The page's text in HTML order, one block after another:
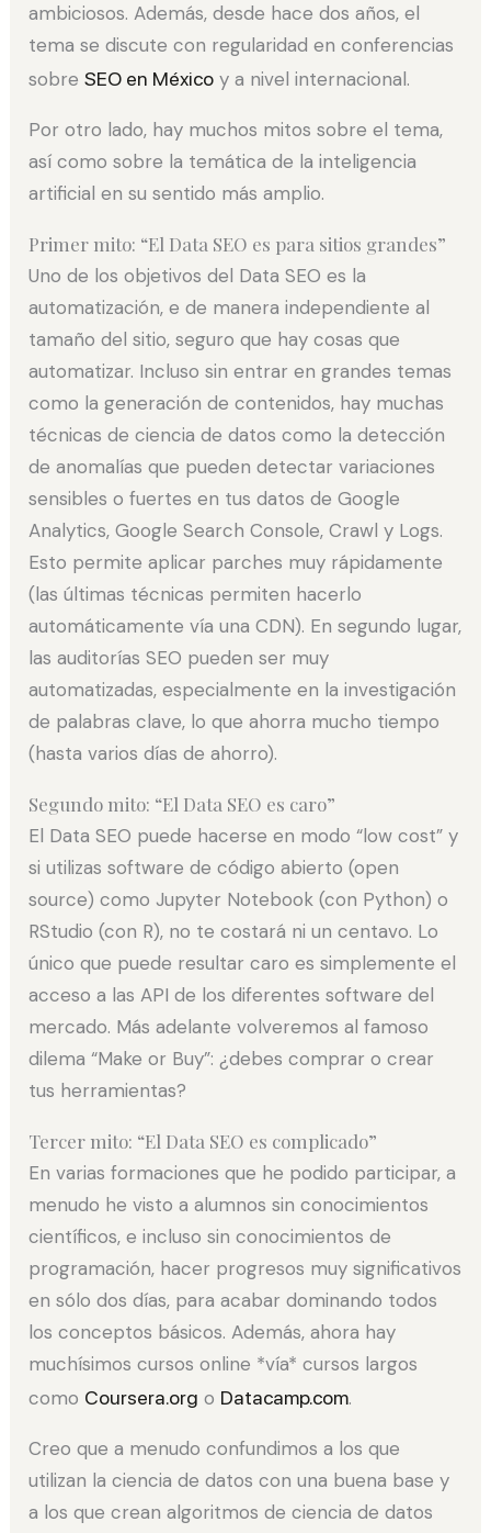
ambiciosos. Además, desde hace dos años, el
tema se discute con regularidad en conferencias
sobreSEO en México y a nivel internacional.
Por otro lado, hay muchos mitos sobre el tema,
así como sobre la temática de la inteligencia
artificial en su sentido más amplio.
Primer mito: “El Data SEO es para sitios grandes”
Uno de los objetivos del Data SEO es la
automatización, e de manera independiente al
tamaño del sitio, seguro que hay cosas que
automatizar. Incluso sin entrar en grandes temas
como la generación de contenidos, hay muchas
técnicas de ciencia de datos como la detección
de anomalías que pueden detectar variaciones
sensibles o fuertes en tus datos de Google
Analytics, Google Search Console, Crawl y Logs.
Esto permite aplicar parches muy rápidamente
(las últimas técnicas permiten hacerlo
automáticamente vía una CDN). En segundo lugar,
las auditorías SEO pueden ser muy
automatizadas, especialmente en la investigación
de palabras clave, lo que ahorra mucho tiempo
(hasta varios días de ahorro).
Segundo mito: “El Data SEO es caro”
El Data SEO puede hacerse en modo “low cost” y
si utilizas software de código abierto (open
source) como Jupyter Notebook (con Python) o
RStudio (con R), no te costará ni un centavo. Lo
único que puede resultar caro es simplemente el
acceso a las API de los diferentes software del
mercado. Más adelante volveremos al famoso
dilema “Make or Buy”: ¿debes comprar o crear
tus herramientas?
Tercer mito: “El Data SEO es complicado”
En varias formaciones que he podido participar, a
menudo he visto a alumnos sin conocimientos
científicos, e incluso sin conocimientos de
programación, hacer progresos muy significativos
en sólo dos días, para acabar dominando todos
los conceptos básicos. Además, ahora hay
muchísimos cursos online *vía* cursos largos
como Coursera.org o Datacamp.com.
Creo que a menudo confundimos a los que
utilizan la ciencia de datos con una buena base y
a los que crean algoritmos de ciencia de datos